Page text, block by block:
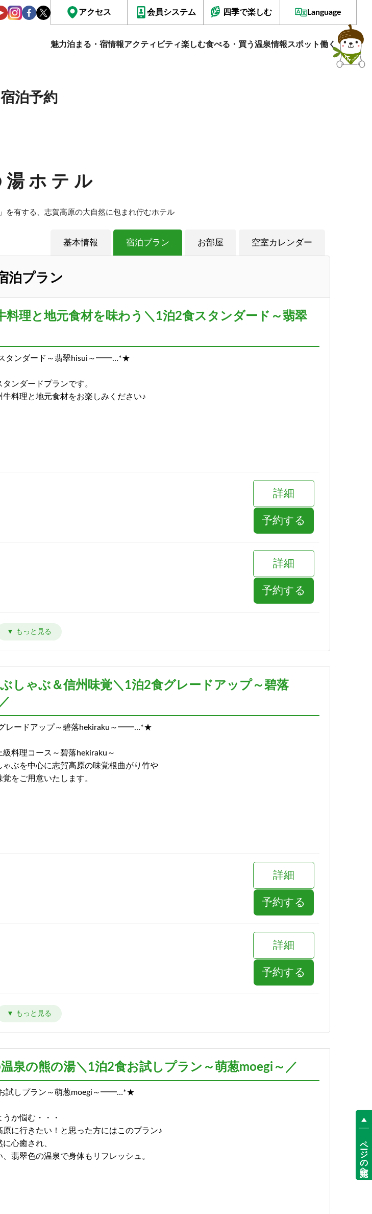
アクセス 会員システム 四季で楽しむ Language
魅力泊まる・宿情報アクティビティ楽しむ食べる・買う温泉情報スポット働く
宿泊予約
湯ホテル
を有する、志賀高原の大自然に包まれ佇むホテル
基本情報 宿泊プラン お部屋 空室カレンダー
泊プラン
料理と地元食材を味わう＼1泊2食スタンダード～翡翠
ンダード～翡翠hisui～━━…*★
ンダードプランです。
牛料理と地元食材をお楽しみください♪
詳細
予約する
詳細
予約する
しゃぶ＆信州味覚＼1泊2食グレードアップ～碧落
ードアップ～碧落hekiraku～━━…*★
料理コース～碧落hekiraku～
ゃぶを中心に志賀高原の味覚根曲がり竹や
をご用意いたします。
詳細
予約する
詳細
予約する
泉の熊の湯＼1泊2食お試しプラン～萌葱moegi～／
しプラン～萌葱moegi～━━…*★
か悩む・・・
原に行きたい！と思った方にはこのプラン♪
心癒され、
、翡翠色の温泉で身体もリフレッシュ。
ページの先頭へ